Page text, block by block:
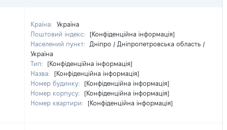
Країна:
Україна
Поштовий індекс:
[Конфіденційна інформація]
Населений пункт:
Дніпро / Дніпропетровська область /
Україна
Тип:
[Конфіденційна інформація]
Назва:
[Конфіденційна інформація]
Номер будинку:
[Конфіденційна інформація]
Номер корпусу:
[Конфіденційна інформація]
Номер квартири:
[Конфіденційна інформація]